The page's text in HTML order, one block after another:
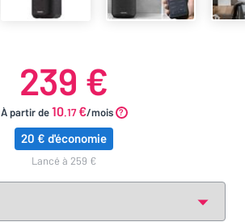
239 €
À partir de10.17€/mois
20 € d'économie
lancé à 259 €